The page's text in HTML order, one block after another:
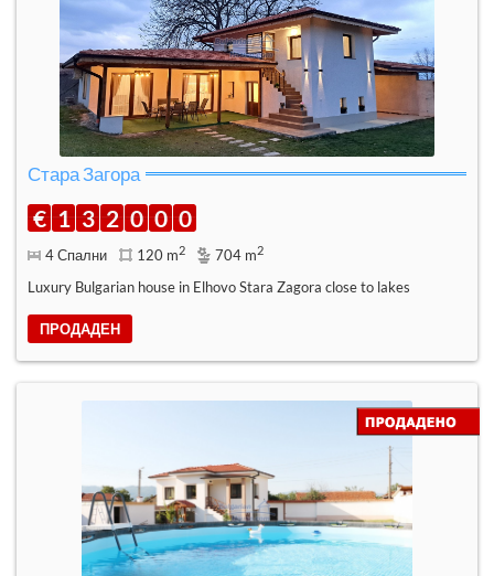
Стара Загора
€ 1 3 2 0 0 0
4 Спални 120 m2 704 m2
Luxury Bulgarian house in Elhovo Stara Zagora close to lakes
ПРОДАДЕН